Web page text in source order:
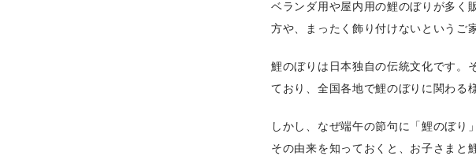
ベランダ用や屋内用の鯉のぼりが多く
方や、まったく飾り付けないというご
鯉のぼりは日本独自の伝統文化です。
ており、全国各地で鯉のぼりに関わる
しかし、なぜ端午の節句に「鯉のぼり
その由来を知っておくと、お子さまと